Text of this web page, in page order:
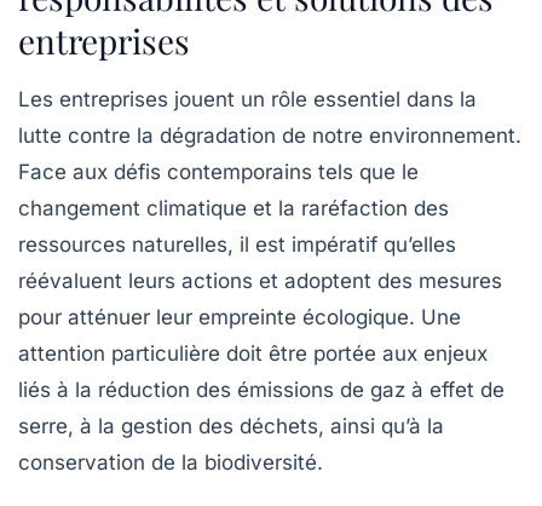
entreprises
Les entreprises jouent un rôle essentiel dans la
lutte contre la dégradation de notre environnement.
Face aux défis contemporains tels que le
changement climatique et la raréfaction des
ressources naturelles, il est impératif qu’elles
réévaluent leurs actions et adoptent des mesures
pour atténuer leur empreinte écologique. Une
attention particulière doit être portée aux enjeux
liés à la réduction des émissions de gaz à effet de
serre, à la gestion des déchets, ainsi qu’à la
conservation de la biodiversité.